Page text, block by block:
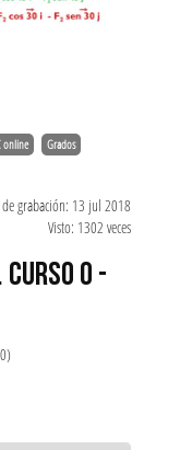
online Grados
de grabación: 13 jul 2018
Visto: 1302 veces
CURSO 0 -